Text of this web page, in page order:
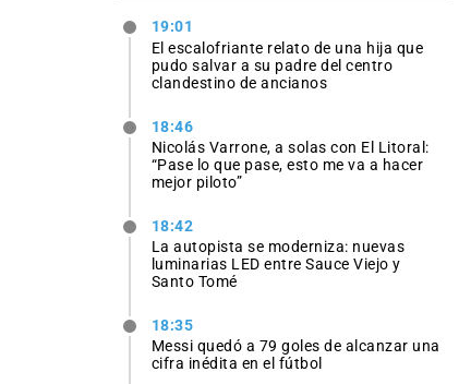
19:01
El escalofriante relato de una hija que
pudo salvar a su padre del centro
clandestino de ancianos
18:46
Nicolás Varrone, a solas con El Litoral:
“Pase lo que pase, esto me va a hacer
mejor piloto”
18:42
La autopista se moderniza: nuevas
luminarias LED entre Sauce Viejo y
Santo Tomé
18:35
Messi quedó a 79 goles de alcanzar una
cifra inédita en el fútbol